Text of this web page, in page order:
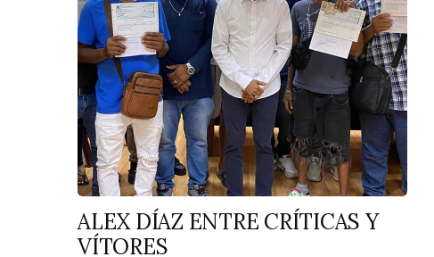
ALEX DÍAZ ENTRE CRÍTICAS Y
VÍTORES